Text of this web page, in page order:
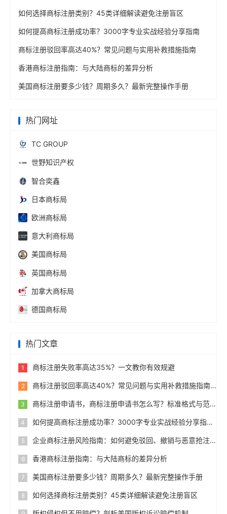
如何选择商标注册类别？45类详细解读避免注册盲区
如何提高商标注册成功率？3000字专业实战经验分享指南
商标注册驳回率高达40%？常见问题与实用补救措施指南
香港商标注册指南：与大陆商标的差异分析
美国商标注册要多少钱？周期多久？最新完整操作手册
热门网址
TC GROUP
世野知识产权
智合奕鑫
日本商标局
欧洲商标局
意大利商标局
美国商标局
英国商标局
加拿大商标局
德国商标局
热门文章
1 商标注册失败率高达35%？一文教你有效规避
2 商标注册驳回率高达40%？常见问题与实用补救措施指南
3 商标注册申请书，商标注册申请书怎么写？标准格式与范例
4 如何提高商标注册成功率？3000字专业实战经验分享指南
5 企业商标注册风险指南：如何避免驳回、撤销与恶意抢注
6 香港商标注册指南：与大陆商标的差异分析
7 美国商标注册要多少钱？周期多久？最新完整操作手册
8 如何选择商标注册类别？45类详细解读避免注册盲区